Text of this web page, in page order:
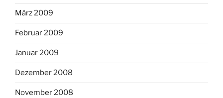
März 2009
Februar 2009
Januar 2009
Dezember 2008
November 2008